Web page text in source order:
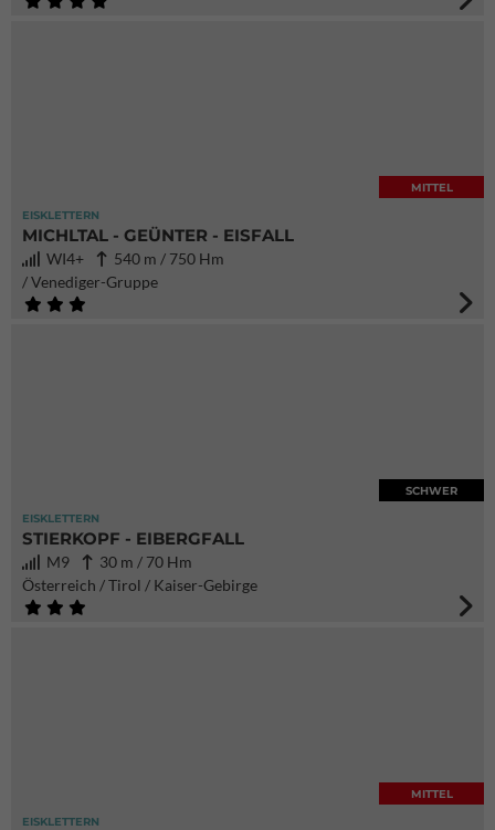
EISKLETTERN
MITTEL
MICHLTAL - GEÜNTER - EISFALL
WI4+
540 m / 750 Hm
/ Venediger-Gruppe
EISKLETTERN
SCHWER
STIERKOPF - EIBERGFALL
M9
30 m / 70 Hm
Österreich / Tirol / Kaiser-Gebirge
EISKLETTERN
MITTEL